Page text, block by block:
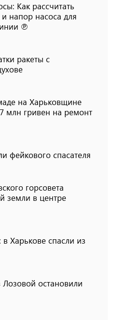
Как рассчитать
напор насоса для
℗
ракеты с
на Харьковщине
млн ​​гривен на ремонт
фейкового спасателя
горсовета
земли в центре
Харькове спасли из
остановили